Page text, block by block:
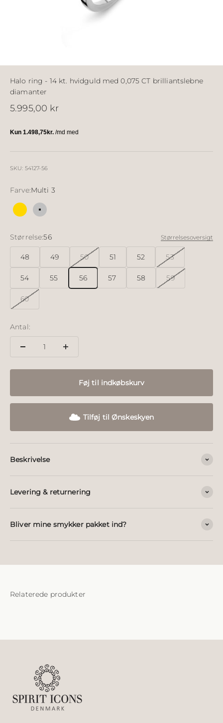
Halo ring - 14 kt. hvidguld med 0,075 CT brilliantslebne
diamanter
Salgspris
5.995,00 kr
SKU: 54127-56
Farve:Multi 3
Multi 2Multi 3
Størrelse:56 Størrelsesoversigt
48 49 50 51 52 53
54 55 56 57 58 59
60
Antal:
Føj til indkøbskurv
Tilføj til Ønskeskyen
Beskrivelse
Levering & returnering
Bliver mine smykker pakket ind?